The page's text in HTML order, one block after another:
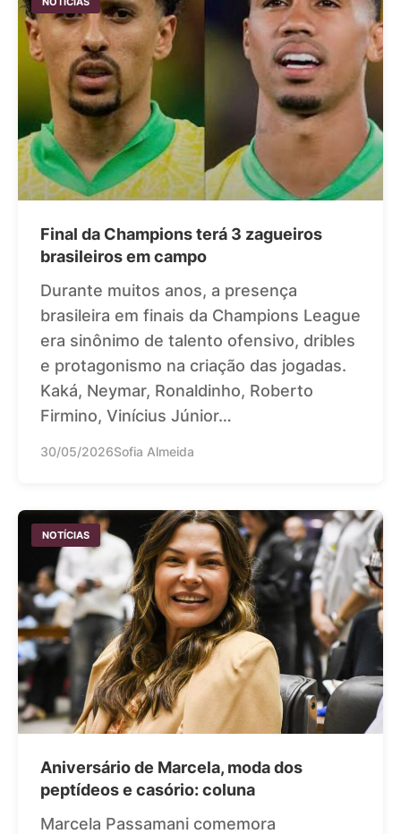
Final da Champions terá 3 zagueiros
brasileiros em campo
Durante muitos anos, a presença
brasileira em finais da Champions League
era sinônimo de talento ofensivo, dribles
e protagonismo na criação das jogadas.
Kaká, Neymar, Ronaldinho, Roberto
Firmino, Vinícius Júnior…
30/05/2026Sofia Almeida
NOTÍCIAS
Aniversário de Marcela, moda dos
peptídeos e casório: coluna
Marcela Passamani comemora